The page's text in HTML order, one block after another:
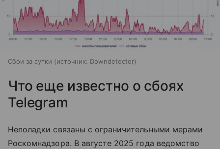
Сбои за сутки источник: Downdetector
Что еще известно о сбоях
Telegram
Неполадки связаны с ограничительными мерами
Роскомнадзора. В августе 2025 года ведомство